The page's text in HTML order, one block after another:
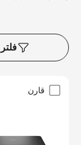
فلتر
قارن